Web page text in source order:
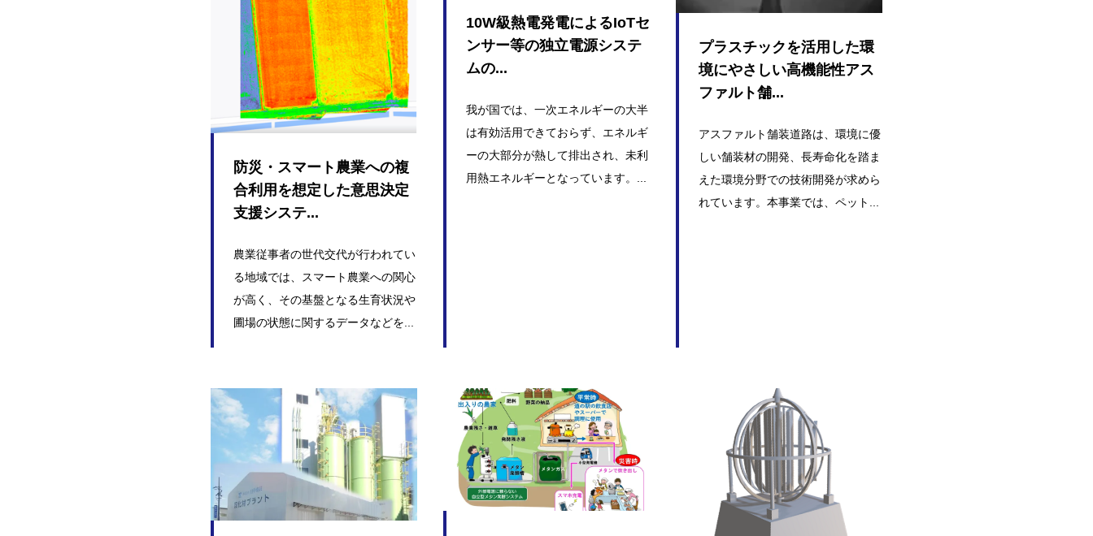
防災・スマート農業への複
合利用を想定した意思決定
支援システ...
農業従事者の世代交代が行われてい
る地域では、スマート農業への関心
が高く、その基盤となる生育状況や
圃場の状態に関するデータなどを...
10W級熱電発電によるIoTセ
ンサー等の独立電源システ
ムの...
我が国では、一次エネルギーの大半
は有効活用できておらず、エネルギ
ーの大部分が熱して排出され、未利
用熱エネルギーとなっています。...
プラスチックを活用した環
境にやさしい高機能性アス
ファルト舗...
アスファルト舗装道路は、環境に優
しい舗装材の開発、長寿命化を踏ま
えた環境分野での技術開発が求めら
れています。本事業では、ペット...